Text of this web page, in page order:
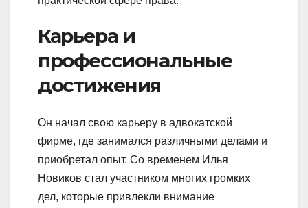
Карьера и
профессиональные
достижения
Он начал свою карьеру в адвокатской
фирме, где занимался различными делами и
приобретал опыт. Со временем Илья
Новиков стал участником многих громких
дел, которые привлекли внимание